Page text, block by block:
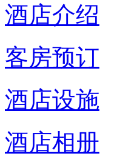
酒店介绍
客房预订
酒店设施
酒店相册